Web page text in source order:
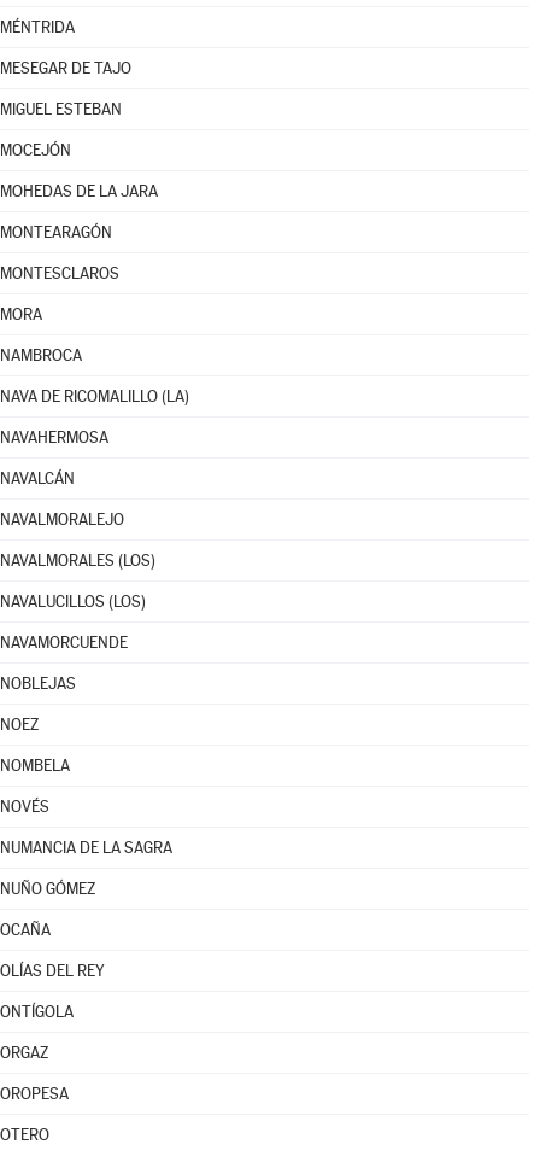
MÉNTRIDA
MESEGAR DE TAJO
MIGUEL ESTEBAN
MOCEJÓN
MOHEDAS DE LA JARA
MONTEARAGÓN
MONTESCLAROS
MORA
NAMBROCA
NAVA DE RICOMALILLO (LA)
NAVAHERMOSA
NAVALCÁN
NAVALMORALEJO
NAVALMORALES (LOS)
NAVALUCILLOS (LOS)
NAVAMORCUENDE
NOBLEJAS
NOEZ
NOMBELA
NOVÉS
NUMANCIA DE LA SAGRA
NUÑO GÓMEZ
OCAÑA
OLÍAS DEL REY
ONTÍGOLA
ORGAZ
OROPESA
OTERO